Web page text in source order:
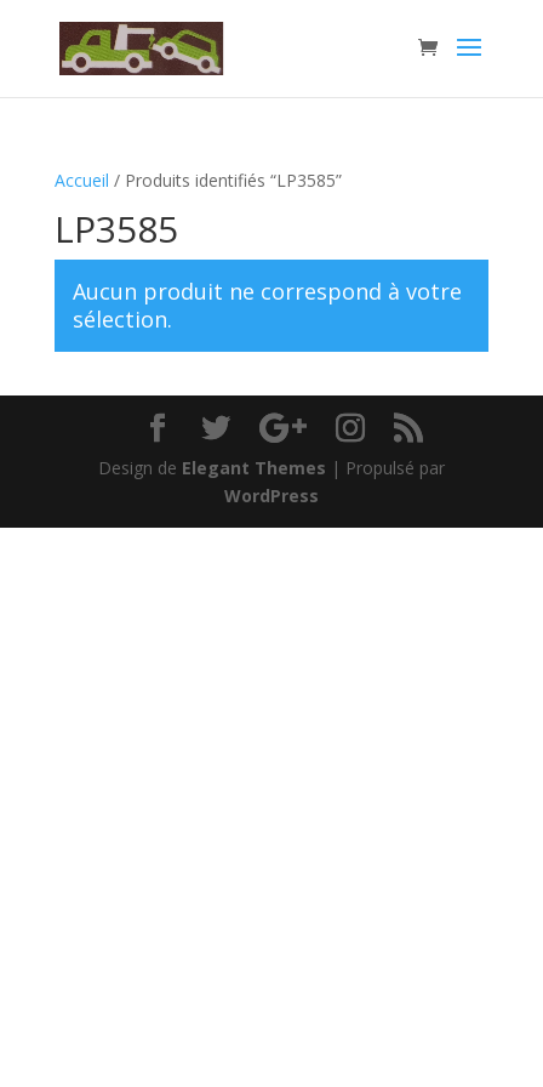
Accueil / Produits identifiés “LP3585”
LP3585
Aucun produit ne correspond à votre
sélection.
Design de Elegant Themes | Propulsé par
WordPress